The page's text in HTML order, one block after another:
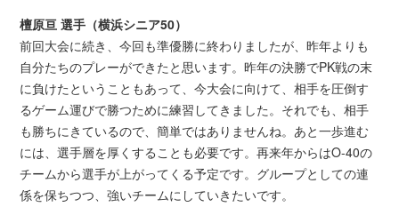
檀原亘 選手（横浜シニア50）
前回大会に続き、今回も準優勝に終わりましたが、昨年よりも
自分たちのプレーができたと思います。昨年の決勝でPK戦の末
に負けたということもあって、今大会に向けて、相手を圧倒す
るゲーム運びで勝つために練習してきました。それでも、相手
も勝ちにきているので、簡単ではありませんね。あと一歩進む
には、選手層を厚くすることも必要です。再来年からはO-40の
チームから選手が上がってくる予定です。グループとしての連
係を保ちつつ、強いチームにしていきたいです。